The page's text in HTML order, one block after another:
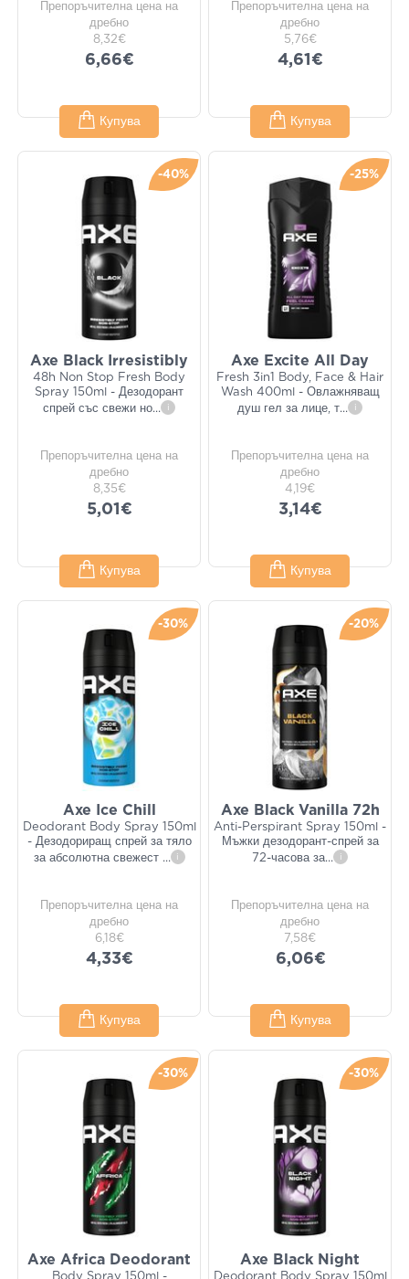
Препоръчителна цена на
дребно
8,32€
6,66€
Купува
Препоръчителна цена на
дребно
5,76€
4,61€
Купува
-40%
Axe Black Irresistibly
48h Non Stop Fresh Body
Spray 150ml - Дезодорант
спрей със свежи но... i
Препоръчителна цена на
дребно
8,35€
5,01€
Купува
-25%
Axe Excite All Day
Fresh 3in1 Body, Face & Hair
Wash 400ml - Овлажняващ
душ гел за лице, т... i
Препоръчителна цена на
дребно
4,19€
3,14€
Купува
-30%
Axe Ice Chill
Deodorant Body Spray 150ml
- Дезодориращ спрей за тяло
за абсолютна свежест ... i
Препоръчителна цена на
дребно
6,18€
4,33€
Купува
-20%
Axe Black Vanilla 72h
Anti-Perspirant Spray 150ml -
Мъжки дезодорант-спрей за
72-часова за... i
Препоръчителна цена на
дребно
7,58€
6,06€
Купува
-30%
Axe Africa Deodorant
-30%
Axe Black Night